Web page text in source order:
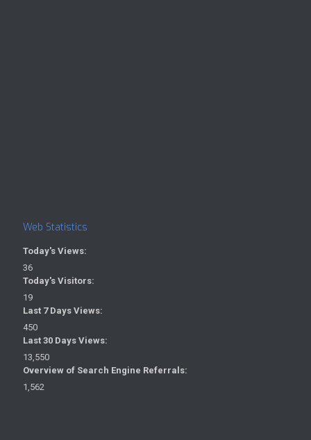
Web Statistics
Today's Views:
36
Today's Visitors:
19
Last 7 Days Views:
450
Last 30 Days Views:
13,550
Overview of Search Engine Referrals:
1,562